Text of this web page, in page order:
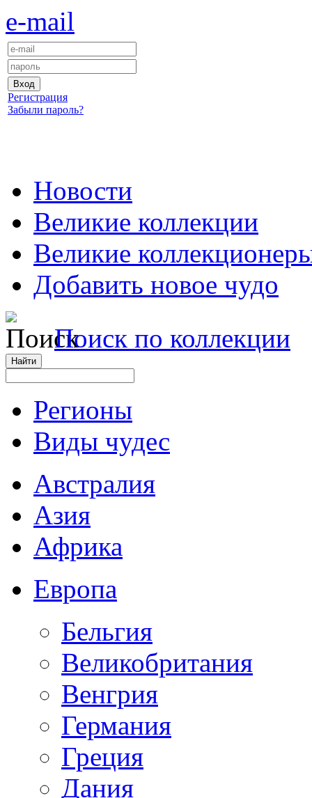
e-mail
Регистрация
Забыли пароль?
Новости
Великие коллекции
Великие
Добавить новое чудо
Поиск по коллекции
Регионы
Виды чудес
Австралия
Азия
Африка
Европа
Бельгия
Великобритания
Венгрия
Германия
Греция
Дания